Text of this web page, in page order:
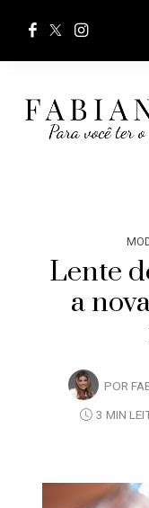
Lente
a
POR
3 MIN